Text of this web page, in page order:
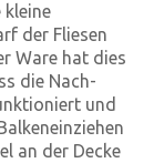
kleine
der Fliesen
Ware hat dies
die Nach­
und
an der Decke